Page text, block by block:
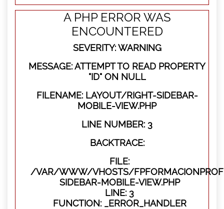
A PHP ERROR WAS
ENCOUNTERED
SEVERITY: WARNING
MESSAGE: ATTEMPT TO READ PROPERTY
"ID" ON NULL
FILENAME: LAYOUT/RIGHT-SIDEBAR-
MOBILE-VIEW.PHP
LINE NUMBER: 3
BACKTRACE:
FILE:
/VAR/WWW/VHOSTS/
SIDEBAR-MOBILE-VIEW.PHP
LINE: 3
FUNCTION: _ERROR_HANDLER